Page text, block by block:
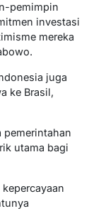
pemimpin
investasi
mereka
juga
ke Brasil,
pemerintahan
utama bagi